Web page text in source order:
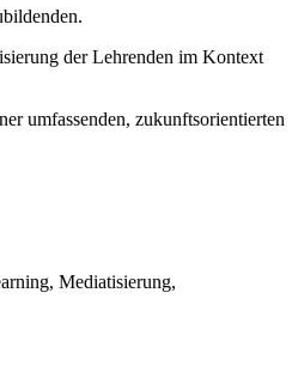
der Lehrenden im Kontext
umfassenden, zukunftsorientierten
Mediatisierung,